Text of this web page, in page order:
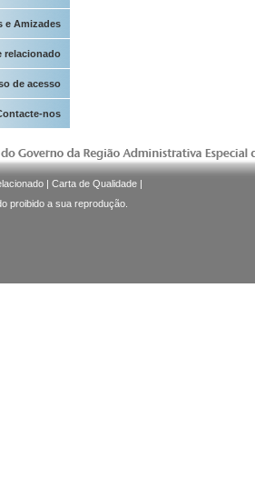
e Amizades
relacionado
de acesso
nos
| Carta de Qualidade |
proibido a sua reprodução.